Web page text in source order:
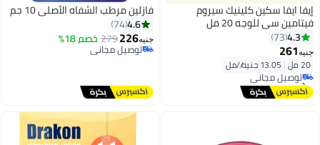
إيفا ايفا سكين كلينيك سيروم
فيتامين سي للوجه 20 مل
4.3
73
جنيه261
20 مل |
توصيل مجاني
تم بيع +30 مؤخرًا
توصيل مجاني
فازلين مرطب الشفاه الأصلي 10 جم
4.6
74
جنيه226
279 خصم 18%
توصيل مجاني
توصيل مجاني